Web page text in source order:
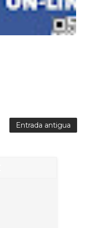
Entrada antigua